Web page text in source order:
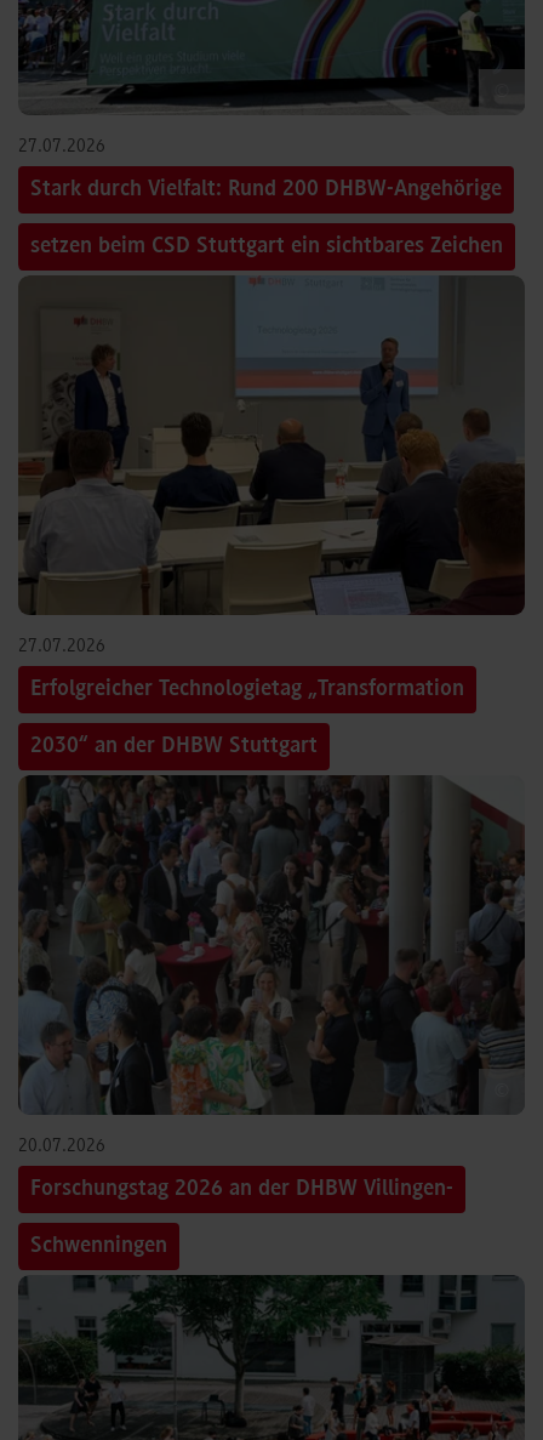
27.07.2026
Stark durch Vielfalt: Rund 200 DHBW-Angehörige
setzen beim CSD Stuttgart ein sichtbares Zeichen
27.07.2026
Erfolgreicher Technologietag „Transformation
2030“ an der DHBW Stuttgart
20.07.2026
Forschungstag 2026 an der DHBW Villingen-
Schwenningen